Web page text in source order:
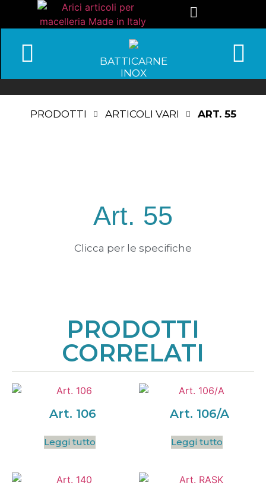
BATTICARNE
INOX
PRODOTTI ARTICOLI VARI ART. 55
Art. 55
Clicca per le specifiche
PRODOTTI
CORRELATI
Art. 106
Leggi tutto
Art. 106/A
Leggi tutto